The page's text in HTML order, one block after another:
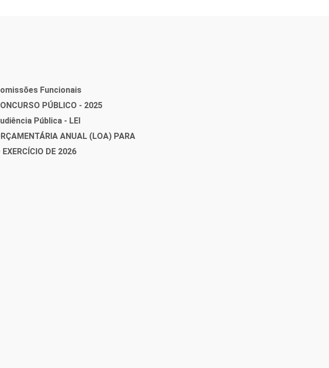
Funcionais
PÚBLICO - 2025
Pública - LEI
ANUAL (LOA) PARA
EXERCÍCIO DE 2026